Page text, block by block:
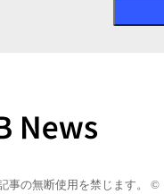
事の無断使用を禁じます。 ©